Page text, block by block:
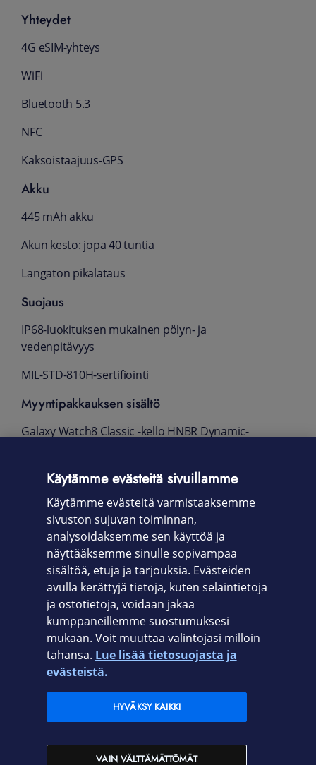
Yhteydet
4G eSIM-yhteys
WiFi
Bluetooth 5.3
NFC
Kaksoistaajuus-GPS
Akku
445 mAh akku
Akun kesto: jopa 40 tuntia
Langaton pikalataus
Suojaus
IP68-luokituksen mukainen pölyn- ja
vedenpitävyys
MIL-STD-810H-sertifiointi
Myyntipakkauksen sisältö
Galaxy Watch8 Classic -kello HNBR Dynamic-
Langaton laturi
Aloitusopas
Takuu
Laitevalmistajan takuu: 24 kk
Elisa.fi
Elisan myymälät
Käytämme evästeitä sivuillamme
Käytämme evästeitä varmistaaksemme
sivuston sujuvan toiminnan,
analysoidaksemme sen käyttöä ja
näyttääksemme sinulle sopivampaa
sisältöä, etuja ja tarjouksia. Evästeiden
avulla kerättyjä tietoja, kuten selaintietoja
ja ostotietoja, voidaan jakaa
kumppaneillemme suostumuksesi
mukaan. Voit muuttaa valintojasi milloin
tahansa. Lue lisää tietosuojasta ja
evästeistä.
VAIN VÄLTTÄMÄTTÖMÄT
HYVÄKSY KAIKKI